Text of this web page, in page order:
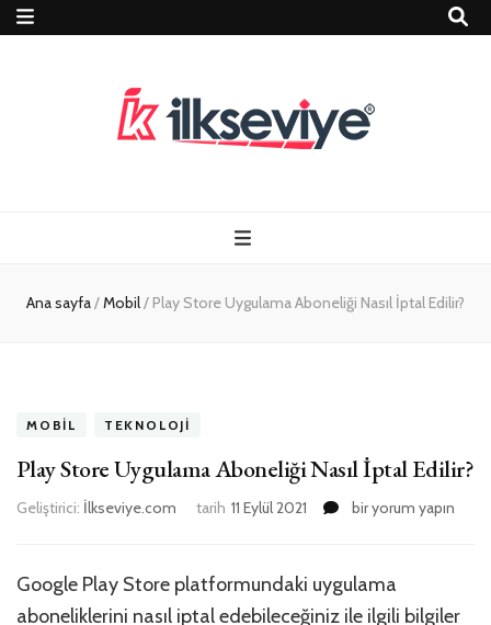
ve Travel – Tur
Rehberi
Ana sayfa/Mobil/ Play Store Uygulama Aboneliği Nasıl İptal Edilir?
MOBIL TEKNOLOJI
Play Store Uygulama Aboneliği Nasıl İptal Edilir?
Geliştirici: İlkseviye.com tarih 11 Eylül 2021
Play
Aboneliği
bir yorum yapın
Google Play Store platformundaki uygulama
aboneliklerini nasıl iptal edebileceğiniz ile ilgili bilgiler